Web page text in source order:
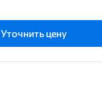
Уточнить цену